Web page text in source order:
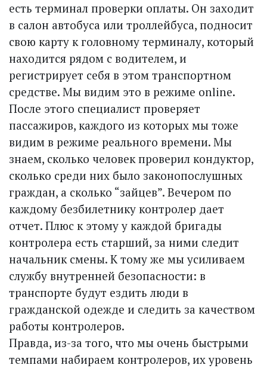
есть терминал проверки оплаты. Он заходит
в салон автобуса или троллейбуса, подносит
свою карту к головному терминалу, который
находится рядом с водителем, и
регистрирует себя в этом транспортном
средстве. Мы видим это в режиме online.
После этого специалист проверяет
пассажиров, каждого из которых мы тоже
видим в режиме реального времени. Мы
знаем, сколько человек проверил кондуктор,
сколько среди них было законопослушных
граждан, а сколько “зайцев”. Вечером по
каждому безбилетнику контролер дает
отчет. Плюс к этому у каждой бригады
контролера есть старший, за ними следит
начальник смены. К тому же мы усиливаем
службу внутренней безопасности: в
транспорте будут ездить люди в
гражданской одежде и следить за качеством
работы контролеров.
Правда, из-за того, что мы очень быстрыми
темпами набираем контролеров, их уровень